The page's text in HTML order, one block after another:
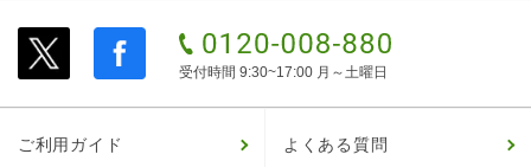
受付時間 9:30~17:00 月～土曜日
ご利用ガイド よくある質問